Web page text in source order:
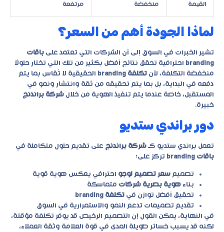
القيمة منخفضة مرتفعة
لماذا الجودة أهم من السعر؟
تشير الخبرات في السوق إلى أن الشركات التي تعتمد على باقات
branding احترافية تحقق نتائج أفضل بكثير من تلك التي تختار حلولًا
منخفضة التكلفة، لأن تكلفة branding
الحقيقية لا تُقاس بما يتم
دفعه في البداية، بل بما يتم تحقيقه من ثقة وانتشار ونمو في
المستقبل، خاصة عندما يتم تنفيذ الهوية من خلال شركة براندنج
خبيرة.
دور براندي ستديو
تعمل براندي ستديو كـ شركة براندنج على تقديم حلول متكاملة في
باقات branding
تركز على:
تصميم سعر تصميم لوجو احترافي يعكس هوية قوية
بناء هوية بصرية شركات متماسكة
تحقيق أفضل توازن في تكلفة branding
تقديم تصميمات تدعم النمو والاستمرارية في السوق
في النهاية، يمكن القول إن التصميم الرخيص قد يوفر تكلفة مؤقتة،
لكنه قد يسبب خسائر طويلة المدى في قوة العلامة وثقة العملاء،